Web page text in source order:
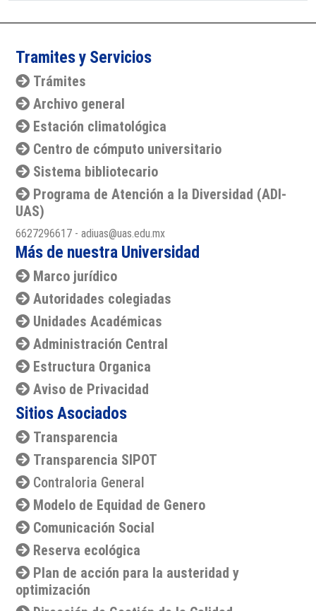
Tramites y Servicios
Trámites
Archivo general
Estación climatológica
Centro de cómputo universitario
Sistema bibliotecario
Programa de Atención a la Diversidad (ADI-
UAS)
6627296617 - adiuas@uas.edu.mx
Más de nuestra Universidad
Marco jurídico
Autoridades colegiadas
Unidades Académicas
Administración Central
Estructura Organica
Aviso de Privacidad
Sitios Asociados
Transparencia
Transparencia SIPOT
Contraloria General
Modelo de Equidad de Genero
Comunicación Social
Reserva ecológica
Plan de acción para la austeridad y
optimización